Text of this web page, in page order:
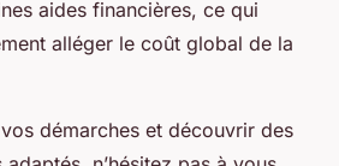
aides financières, ce qui
alléger le coût global de la
démarches et découvrir des